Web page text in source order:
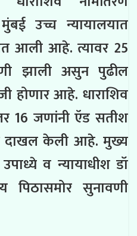
उच्च न्यायालयात
आली आहे. त्यावर 25
झाली असुन पुढील
होणार आहे. धाराशिव
16 जणांनी ऍड सतीश
दाखल केली आहे. मुख्य
व न्यायाधीश डॉ
पिठासमोर सुनावणी